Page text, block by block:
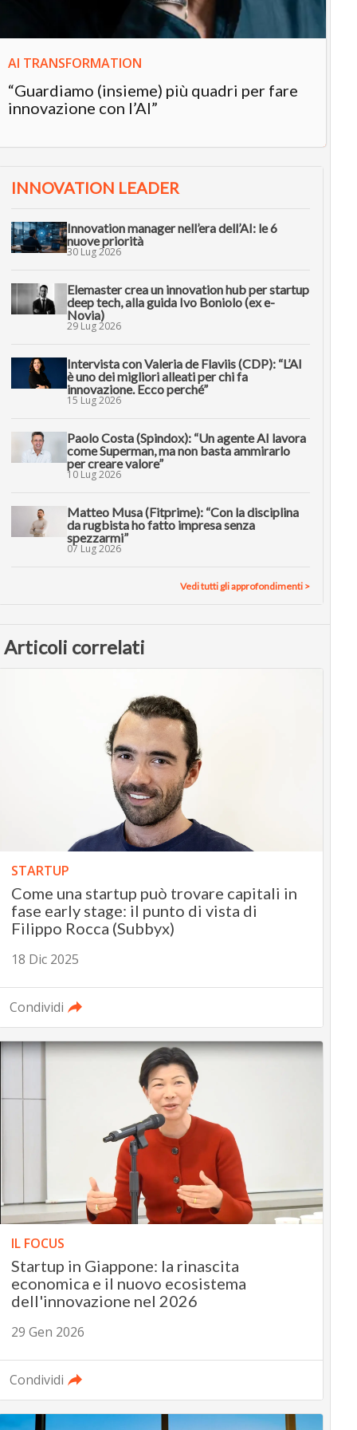
AI TRANSFORMATION
“Guardiamo (insieme) più quadri per fare
innovazione con l’AI”
INNOVATION LEADER
Innovation manager nell’era dell’AI: le 6
nuove priorità
30 Lug 2026
Elemaster crea un innovation hub per startup
deep tech, alla guida Ivo Boniolo (ex e-
Novia)
29 Lug 2026
Intervista con Valeria de Flaviis (CDP): “L’AI
è uno dei migliori alleati per chi fa
innovazione. Ecco perché”
15 Lug 2026
Paolo Costa (Spindox): “Un agente AI lavora
come Superman, ma non basta ammirarlo
per creare valore”
10 Lug 2026
Matteo Musa (Fitprime): “Con la disciplina
da rugbista ho fatto impresa senza
spezzarmi”
07 Lug 2026
Vedi tutti gli approfondimenti >
Articoli correlati
STARTUP
Come una startup può trovare capitali in
fase early stage: il punto di vista di
Filippo Rocca (Subbyx)
18 Dic 2025
Condividi
IL FOCUS
Startup in Giappone: la rinascita
economica e il nuovo ecosistema
dell'innovazione nel 2026
29 Gen 2026
Condividi